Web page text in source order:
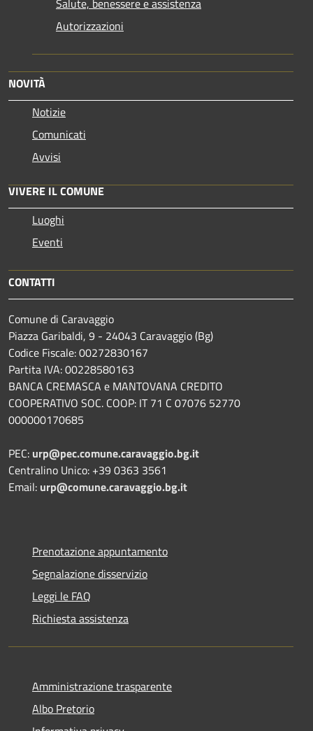
Salute, benessere e assistenza
Autorizzazioni
NOVITÀ
Notizie
Comunicati
Avvisi
VIVERE IL COMUNE
Luoghi
Eventi
CONTATTI
Comune di Caravaggio
Piazza Garibaldi, 9 - 24043 Caravaggio (Bg)
Codice Fiscale: 00272830167
Partita IVA: 00228580163
BANCA CREMASCA e MANTOVANA CREDITO
COOPERATIVO SOC. COOP: IT 71 C 07076 52770
000000170685
PEC: urp@pec.comune.caravaggio.bg.it
Centralino Unico: +39 0363 3561
Email: urp@comune.caravaggio.bg.it
Prenotazione appuntamento
Segnalazione disservizio
Leggi le FAQ
Richiesta assistenza
Amministrazione trasparente
Albo Pretorio